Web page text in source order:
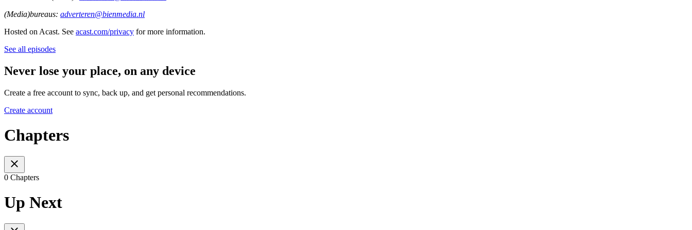
(Media)bureaus: adverteren@bienmedia.nl
Hosted on Acast. See acast.com/privacy for more information.
See all episodes
Never lose your place, on any device
Create a free account to sync, back up, and get personal recommendations.
Create account
Chapters
0 Chapters
Up Next